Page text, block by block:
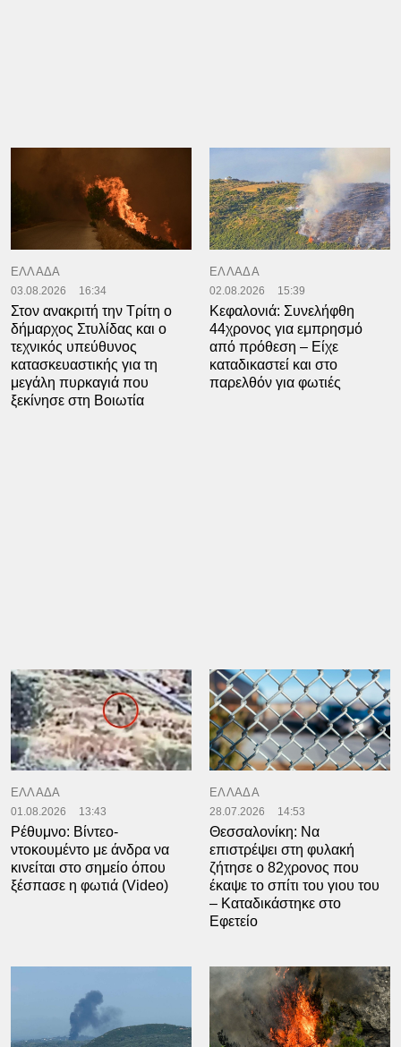
ΕΛΛΑΔΑ
03.08.2026 16:34
Στον ανακριτή την Τρίτη ο
δήμαρχος Στυλίδας και ο
τεχνικός υπεύθυνος
κατασκευαστικής για τη
μεγάλη πυρκαγιά που
ξεκίνησε στη Βοιωτία
ΕΛΛΑΔΑ
02.08.2026 15:39
Κεφαλονιά: Συνελήφθη
44χρονος για εμπρησμό
από πρόθεση – Είχε
καταδικαστεί και στο
παρελθόν για φωτιές
ΕΛΛΑΔΑ
01.08.2026 13:43
Ρέθυμνο: Βίντεο-
ντοκουμέντο με άνδρα να
κινείται στο σημείο όπου
ξέσπασε η φωτιά (Video)
ΕΛΛΑΔΑ
28.07.2026 14:53
Θεσσαλονίκη: Να
επιστρέψει στη φυλακή
ζήτησε ο 82χρονος που
έκαψε το σπίτι του γιου του
– Καταδικάστηκε στο
Εφετείο